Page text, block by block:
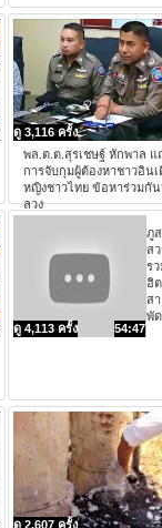
ดู 3,116 ครั้ง
พล.ต.ต.สุรเชษฐ์ หักพาล แ
การจับกุมผู้ต้องหาชาวอิน
หญิงชาวไทย ข้อหาร่วมกั
ลวง
54:47
ดู 4,113 ครั้ง
ภู
ส
รว
ฮิ
ส
พั
ดู 2,607 ครั้ง